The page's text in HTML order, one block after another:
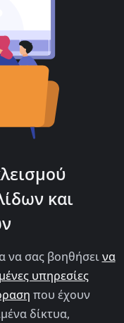
και
να σας βοηθήσεινα
υπηρεσίες
που έχουν
δίκτυα,